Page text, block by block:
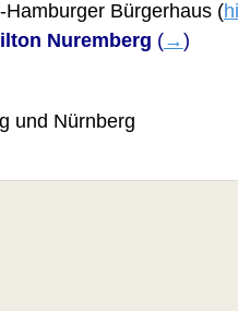
Bürgerhaus (
Nuremberg (→)
und Nürnberg